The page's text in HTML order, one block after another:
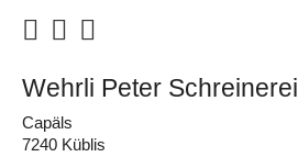
Wehrli Peter Schreinerei
Capäls
7240 Küblis